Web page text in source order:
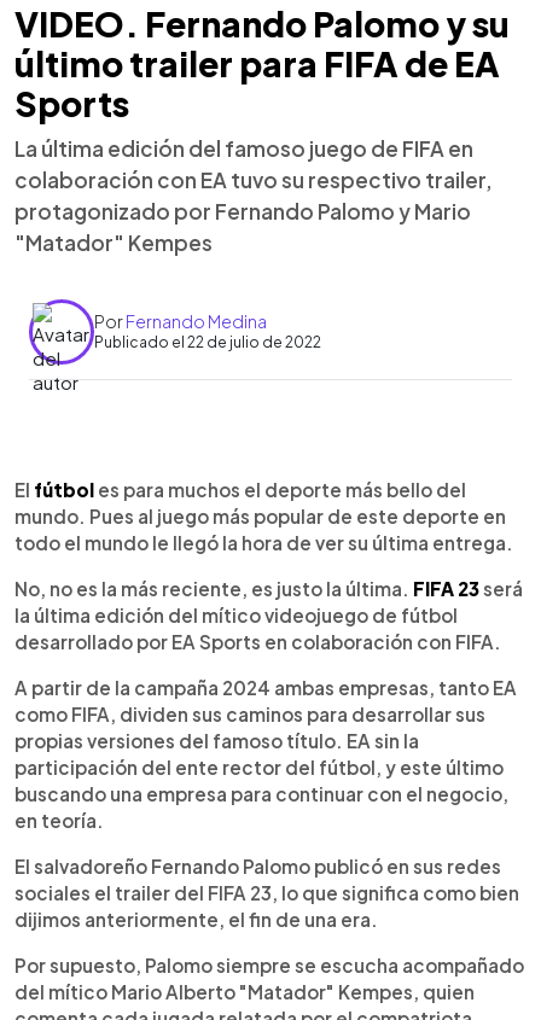
VIDEO. Fernando Palomo y su
último trailer para FIFA de EA
Sports
La última edición del famoso juego de FIFA en
colaboración con EA tuvo su respectivo trailer,
protagonizado por Fernando Palomo y Mario
"Matador" Kempes
PorFernando Medina
Publicado el 22 de julio de 2022
► Escuchar artículo
El fútbol es para muchos el deporte más bello del
mundo. Pues al juego más popular de este deporte en
todo el mundo le llegó la hora de ver su última entrega.
No, no es la más reciente, es justo la última. FIFA 23será
la última edición del mítico videojuego de fútbol
desarrollado por EA Sports en colaboración con FIFA.
A partir de la campaña 2024 ambas empresas, tanto EA
como FIFA, dividen sus caminos para desarrollar sus
propias versiones del famoso título. EA sin la
participación del ente rector del fútbol, y este último
buscando una empresa para continuar con el negocio,
en teoría.
El salvadoreño Fernando Palomo publicó en sus redes
sociales el trailer del FIFA 23, lo que significa como bien
dijimos anteriormente, el fin de una era.
Por supuesto, Palomo siempre se escucha acompañado
del mítico Mario Alberto "Matador" Kempes, quien